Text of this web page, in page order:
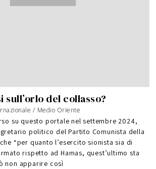
sull’orlo del collasso?
/ Medio Oriente
su questo portale nel settembre 2024,
politico del Partito Comunista della
“per quanto l’esercito sionista sia di
rispetto ad Hamas, quest’ultimo sta
non apparire così